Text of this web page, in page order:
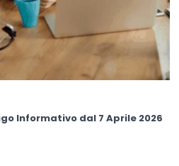
Informativo dal 7 Aprile 2026